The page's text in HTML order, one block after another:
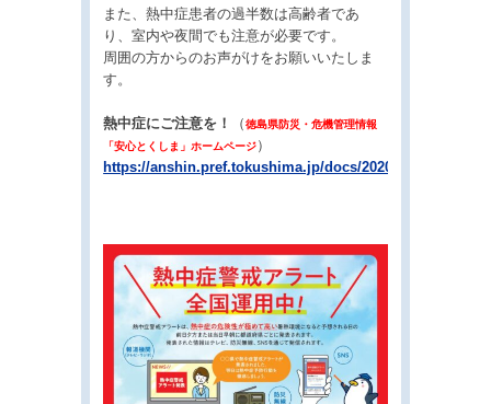
また、熱中症患者の過半数は高齢者であ
り、室内や夜間でも注意が必要です。
周囲の方からのお声がけをお願いいたしま
す。
熱中症にご注意を！ （徳島県防災・危機管理情報
「安心とくしま」ホームページ）
https://anshin.pref.tokushima.jp/docs/2020071500030/